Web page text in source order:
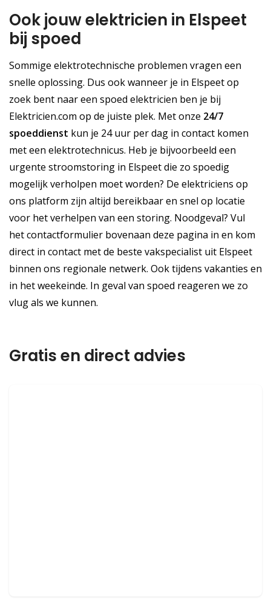
Ook jouw elektricien in Elspeet
bij spoed
Sommige elektrotechnische problemen vragen een
snelle oplossing. Dus ook wanneer je in Elspeet op
zoek bent naar een spoed elektricien ben je bij
Elektricien.com op de juiste plek. Met onze 24/7
spoeddienst kun je 24 uur per dag in contact komen
met een elektrotechnicus. Heb je bijvoorbeeld een
urgente stroomstoring in Elspeet die zo spoedig
mogelijk verholpen moet worden? De elektriciens op
ons platform zijn altijd bereikbaar en snel op locatie
voor het verhelpen van een storing. Noodgeval? Vul
het contactformulier bovenaan deze pagina in en kom
direct in contact met de beste vakspecialist uit Elspeet
binnen ons regionale netwerk. Ook tijdens vakanties en
in het weekeinde. In geval van spoed reageren we zo
vlug als we kunnen.
Gratis en direct advies